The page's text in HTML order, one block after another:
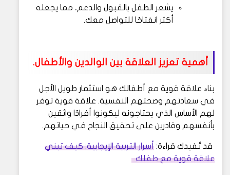
يشعر الطفل بالقبول والدعم، مما يجعله
أكثر انفتاحًا للتواصل معك.
أهمية تعزيز العلاقة بين الوالدين والأطفال.
بناء علاقة قوية مع أطفالك هو استثمار طويل الأجل
في سعادتهم وصحتهم النفسية. علاقة قوية توفر
لهم الأساس الذي يحتاجونه ليكونوا أفرادًا واثقين
بأنفسهم وقادرين على تحقيق النجاح في حياتهم.
قد تُفيدك قراءة: أسرار التربية الإيجابية: كيف تبني
علاقة قوية مع طفلك